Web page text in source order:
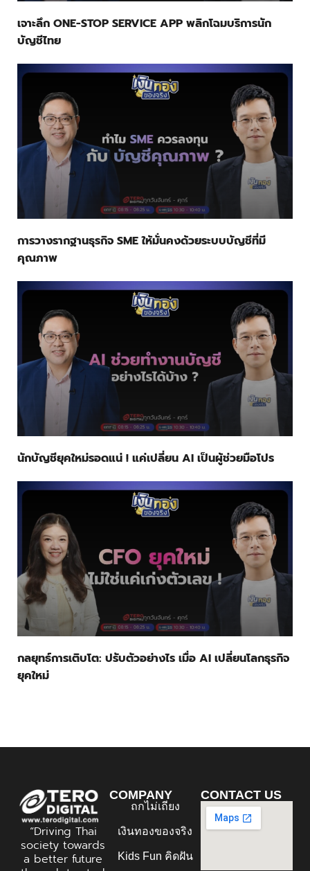
เจาะลึก ONE-STOP SERVICE APP พลิกโฉมบริการนัก
บัญชีไทย
การวางรากฐานธุรกิจ SME ให้มั่นคงด้วยระบบบัญชีที่มี
คุณภาพ
นักบัญชียุคใหม่รอดแน่ ! แค่เปลี่ยน AI เป็นผู้ช่วยมือโปร
กลยุทธ์การเติบโต: ปรับตัวอย่างไร เมื่อ AI เปลี่ยนโลกธุรกิจ
ยุคใหม่
“Driving Thai
society towards
a better future
COMPANY
ถกไม่เถียง
เงินทองของจริง
Kids Fun คิดฝัน
CONTACT US